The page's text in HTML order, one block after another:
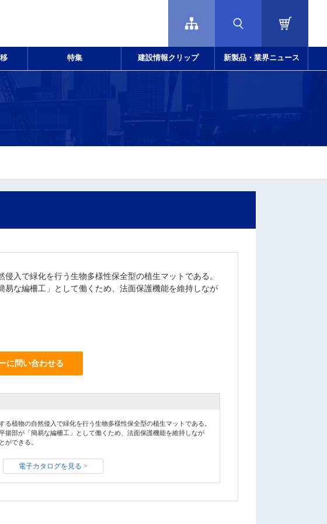
特集 建設情報クリップ 新製品・業界ニュース
入で緑化を行う生物多様性保全型の植生マットである。
な編柵工」として働くため、法面保護機能を維持しなが
に問い合わせる
る植物の自然侵入で緑化を行う生物多様性保全型の植生マットである。
揚部が「簡易な編柵工」として働くため、法面保護機能を維持しなが
ができる。
電子カタログを見る >